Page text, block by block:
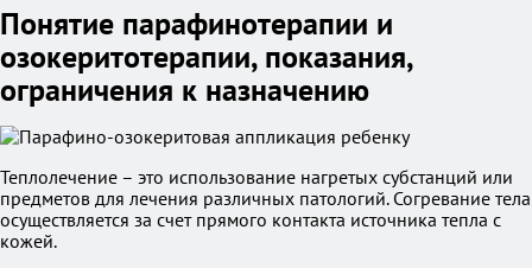
Понятие парафинотерапии и
озокеритотерапии, показания,
ограничения к назначению
Теплолечение – это использование нагретых субстанций или
предметов для лечения различных патологий. Согревание тела
осуществляется за счет прямого контакта источника тепла с
кожей.